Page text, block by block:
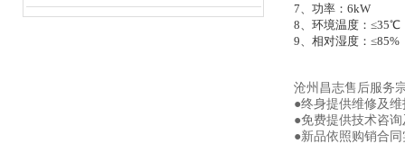
7、功率：6kW
8、环境温度：≤35℃
9、相对湿度：≤85%
沧州昌志售后服务
●终身提供维修及
●免费提供技术咨
●新品依照购销合